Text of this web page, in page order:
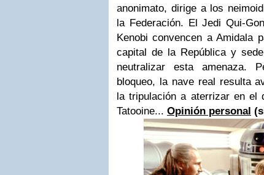
anonimato, dirige a los
la Federación. El Jedi Qui-
Kenobi convencen a Amidala
capital de la República y
neutralizar esta amenaza.
bloqueo, la nave real resulta
la tripulación a aterrizar en el
Tatooine... Opinión personal